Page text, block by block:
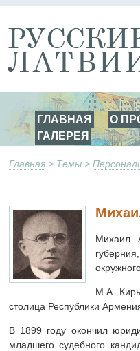
ГЛАВНАЯ О
ГАЛЕРЕЯ
Главная > Темы >
Михаил
М.А.
столица Республики
В 1899 году окончил
младшего судебного